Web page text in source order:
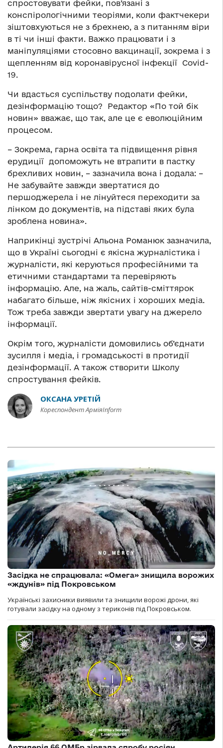
спростовувати фейки, пов’язані з
конспірологічними теоріями, коли фактчекери
зіштовхуються не з брехнею, а з питанням віри
в ті чи інші факти. Важко працювати і з
маніпуляціями стосовно вакцинації, зокрема і з
щепленням від коронавірусної інфекції Covid-
19.
Чи вдасться суспільству подолати фейки,
дезінформацію тощо? Редактор «По той бік
новин» вважає, що так, але це є еволюційним
процесом.
– Зокрема, гарна освіта та підвищення рівня
ерудиції допоможуть не втрапити в пастку
брехливих новин, – зазначила вона і додала: –
Не забувайте завжди звертатися до
першоджерела і не лінуйтеся переходити за
лінком до документів, на підставі яких була
зроблена новина».
Наприкінці зустрічі Альона Романюк зазначила,
що в Україні сьогодні є якісна журналістика і
журналісти, які керуються професійними та
етичними стандартами та перевіряють
інформацію. Але, на жаль, сайтів-сміттярок
набагато більше, ніж якісних і хороших медіа.
Тож треба завжди звертати увагу на джерело
інформації.
Окрім того, журналісти домовились об’єднати
зусилля і медіа, і громадськості в протидії
дезінформації. А також створити Школу
спростування фейків.
ОКСАНА УРЕТІЙ
Кореспондент АрміяInform
Засідка не спрацювала: «Омега» знищила ворожих
«ждунів» під Покровськом
Українські захисники виявили та знищили ворожі дрони, які
готували засідку на одному з териконів під Покровськом.